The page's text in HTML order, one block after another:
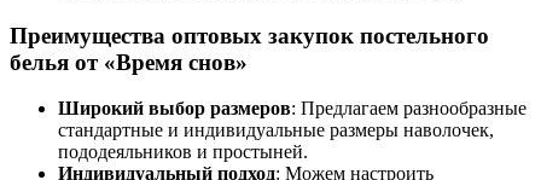
Преимущества оптовых закупок постельного
белья от «Время снов»
Широкий выбор размеров: Предлагаем разнообразные
стандартные и индивидуальные размеры наволочек,
пододеяльников и простыней.
Индивидуальный подход: Можем настроить